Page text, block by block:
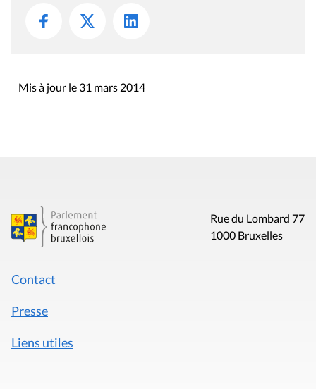
Mis à jour le 31 mars 2014
Rue du Lombard 77
1000 Bruxelles
Contact
Presse
Liens utiles